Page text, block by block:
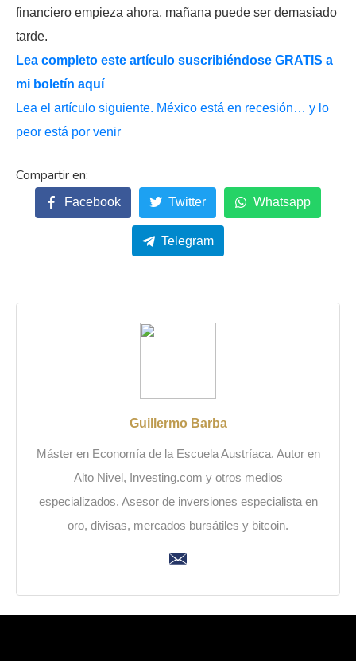
financiero empieza ahora, mañana puede ser demasiado
tarde.
Lea completo este artículo suscribiéndose GRATIS a
mi boletín aquí
Lea el artículo siguiente. México está en recesión… y lo
peor está por venir
Facebook Twitter Whatsapp
Telegram
Guillermo Barba
Máster en Economía de la Escuela Austríaca. Autor en
Alto Nivel, Investing.com y otros medios
especializados. Asesor de inversiones especialista en
oro, divisas, mercados bursátiles y bitcoin.